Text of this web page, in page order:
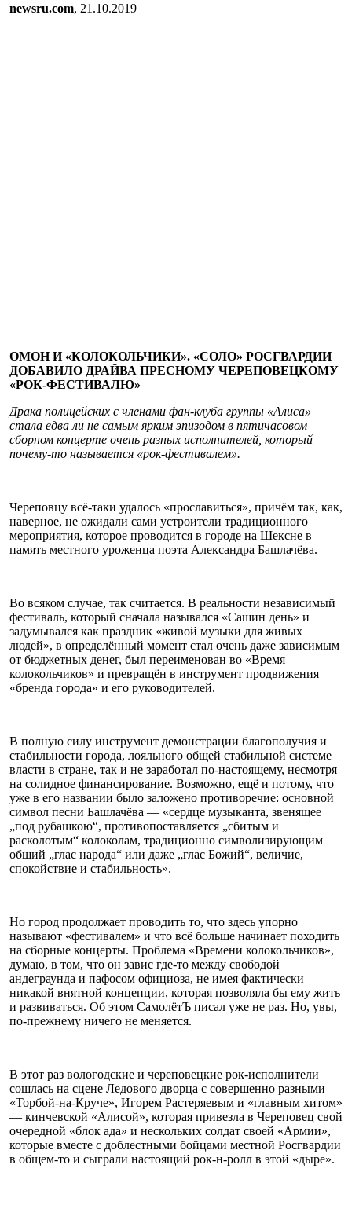
newsru.com, 21.10.2019
ОМОН И «КОЛОКОЛЬЧИКИ». «СОЛО» РОСГВАРДИИ
ДОБАВИЛО ДРАЙВА ПРЕСНОМУ ЧЕРЕПОВЕЦКОМУ
«РОК-ФЕСТИВАЛЮ»
Драка полицейских с членами фан-клуба группы «Алиса»
стала едва ли не самым ярким эпизодом в пятичасовом
сборном концерте очень разных исполнителей, который
почему-то называется «рок-фестивалем».
Череповцу всё-таки удалось «прославиться», причём так, как,
наверное, не ожидали сами устроители традиционного
мероприятия, которое проводится в городе на Шексне в
память местного уроженца поэта Александра Башлачёва.
Во всяком случае, так считается. В реальности независимый
фестиваль, который сначала назывался «Сашин день» и
задумывался как праздник «живой музыки для живых
людей», в определённый момент стал очень даже зависимым
от бюджетных денег, был переименован во «Время
колокольчиков» и превращён в инструмент продвижения
«бренда города» и его руководителей.
В полную силу инструмент демонстрации благополучия и
стабильности города, лояльного общей стабильной системе
власти в стране, так и не заработал по-настоящему, несмотря
на солидное финансирование. Возможно, ещё и потому, что
уже в его названии было заложено противоречие: основной
символ песни Башлачёва — «сердце музыканта, звенящее
„под рубашкою“, противопоставляется „сбитым и
расколотым“ колоколам, традиционно символизирующим
общий „глас народа“ или даже „глас Божий“, величие,
спокойствие и стабильность».
Но город продолжает проводить то, что здесь упорно
называют «фестивалем» и что всё больше начинает походить
на сборные концерты. Проблема «Времени колокольчиков»,
думаю, в том, что он завис где-то между свободой
андеграунда и пафосом официоза, не имея фактически
никакой внятной концепции, которая позволяла бы ему жить
и развиваться. Об этом СамолётЪ писал уже не раз. Но, увы,
по-прежнему ничего не меняется.
В этот раз вологодские и череповецкие рок-исполнители
сошлась на сцене Ледового дворца с совершенно разными
«Торбой-на-Круче», Игорем Растеряевым и «главным хитом»
— кинчевской «Алисой», которая привезла в Череповец свой
очередной «блок ада» и нескольких солдат своей «Армии»,
которые вместе с доблестными бойцами местной Росгвардии
в общем-то и сыграли настоящий рок-н-ролл в этой «дыре».